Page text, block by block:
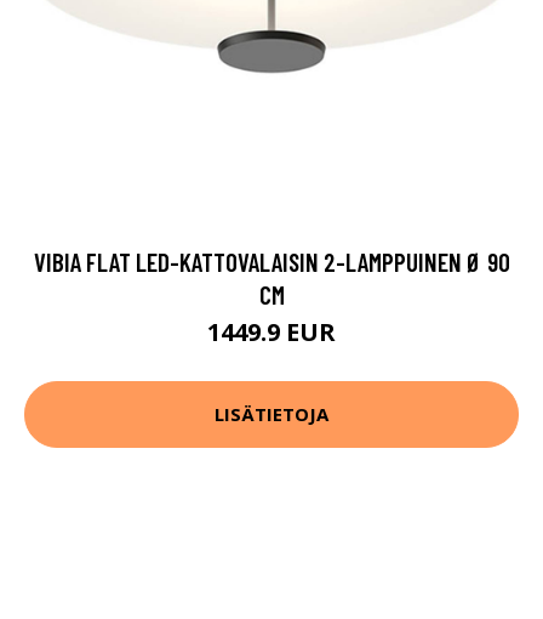
VIBIA FLAT LED-KATTOVALAISIN 2-LAMPPUINEN Ø 90
CM
1449.9 EUR
LISÄTIETOJA